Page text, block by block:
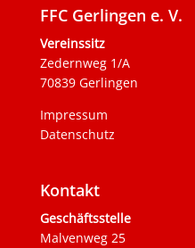
FFC Gerlingen e. V.
Vereinssitz
Zedernweg 1/A
70839 Gerlingen
Impressum
Datenschutz
Kontakt
Geschäftsstelle
Malvenweg 25